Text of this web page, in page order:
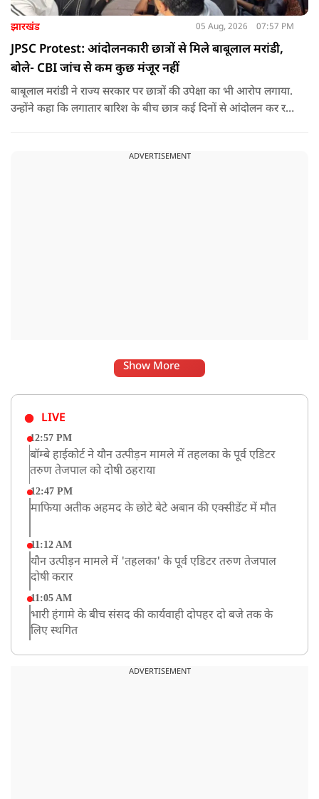
झारखंड 05 Aug, 2026 07:57 PM
JPSC Protest: आंदोलनकारी छात्रों से मिले बाबूलाल मरांडी,
बोले- CBI जांच से कम कुछ मंजूर नहीं
बाबूलाल मरांडी ने राज्य सरकार पर छात्रों की उपेक्षा का भी आरोप लगाया.
उन्होंने कहा कि लगातार बारिश के बीच छात्र कई दिनों से आंदोलन कर रहे
ADVERTISEMENT
Show More
LIVE
12:57 PM
बॉम्बे हाईकोर्ट ने यौन उत्पीड़न मामले में तहलका के पूर्व एडिटर
तरुण तेजपाल को दोषी ठहराया
12:47 PM
माफिया अतीक अहमद के छोटे बेटे अबान की एक्सीडेंट में मौत
11:12 AM
यौन उत्पीड़न मामले में 'तहलका' के पूर्व एडिटर तरुण तेजपाल
दोषी करार
11:05 AM
भारी हंगामे के बीच संसद की कार्यवाही दोपहर दो बजे तक के
लिए स्थगित
झारखंड: JPSC परीक्षा धांधली मामले में और पांच लोग गिरफ्तार,
ADVERTISEMENT